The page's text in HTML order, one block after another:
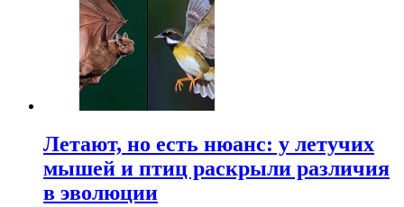
Летают, но есть нюанс: у летучих
мышей и птиц раскрыли различия
в эволюции